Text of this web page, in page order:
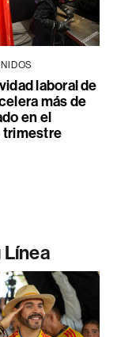
laboral de
más de
en el
trimestre